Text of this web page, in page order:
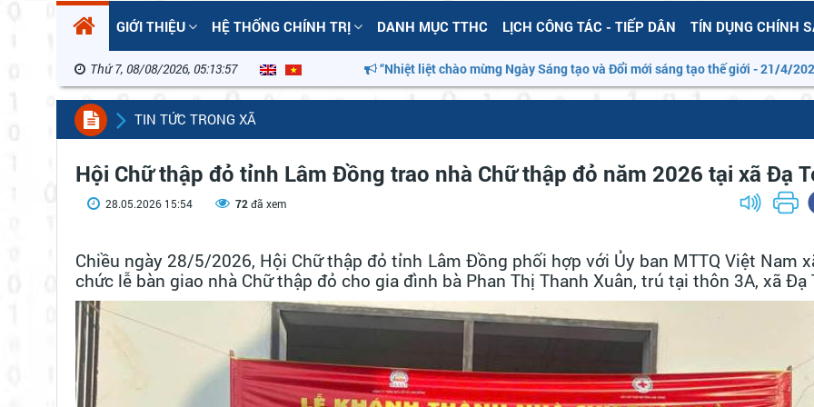
GIỚI THIỆU HỆ THỐNG CHÍNH TRỊ DANH MỤC TTHC LỊCH CÔNG TÁC - TIẾP DÂN TÍN DỤNG CHÍNH
Thứ 7, 08/08/2026, 05:13:59 “Nhiệt liệt chào mừng Ngày Sáng tạo và Đổi mới sáng tạo thế giới - 21/4/2026”
TIN TỨC TRONG XÃ
Hội Chữ thập đỏ tỉnh Lâm Đồng trao nhà Chữ thập đỏ năm 2026 tại xã Đạ
28.05.2026 15:54 72đã xem
Chiều ngày 28/5/2026, Hội Chữ thập đỏ tỉnh Lâm Đồng phối hợp với Ủy ban MTTQ Việt Nam
chức lễ bàn giao nhà Chữ thập đỏ cho gia đình bà Phan Thị Thanh Xuân, trú tại thôn 3A, xã Đạ